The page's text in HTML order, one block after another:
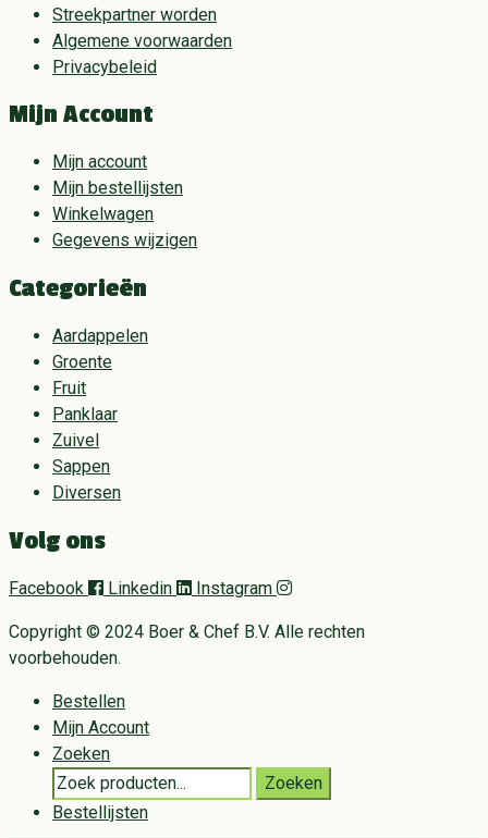
Streekpartner worden
Algemene voorwaarden
Privacybeleid
Mijn Account
Mijn account
Mijn bestellijsten
Winkelwagen
Gegevens wijzigen
Categorieën
Aardappelen
Groente
Fruit
Panklaar
Zuivel
Sappen
Diversen
Volg ons
Facebook Linkedin Instagram
Copyright © 2024 Boer & Chef B.V. Alle rechten
voorbehouden.
Bestellen
Mijn Account
Zoeken
Search
for:
Zoeken
Bestellijsten